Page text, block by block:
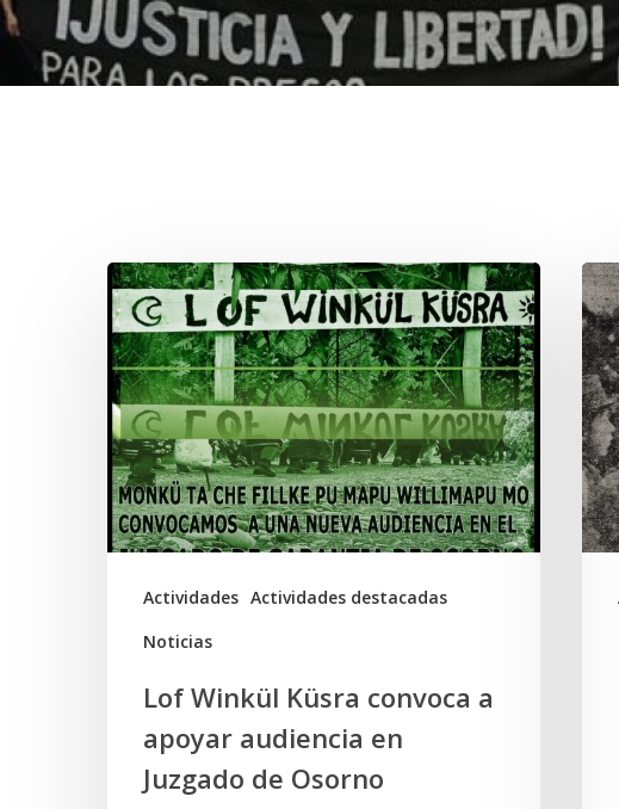
Actividades Actividades destacadas
Noticias
Lof
Winkül
Küsra
convoca
a
apoyar
audiencia
en
Juzgado
Lof Winkül Küsra convoca a
apoyar audiencia en
Juzgado de Osorno
a
del
las